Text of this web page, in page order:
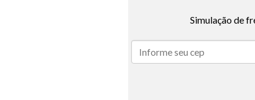
Simulação de